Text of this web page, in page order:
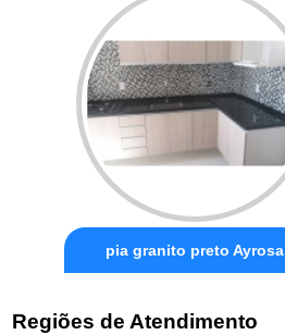
pia granito preto Ayrosa
Regiões de Atendimento